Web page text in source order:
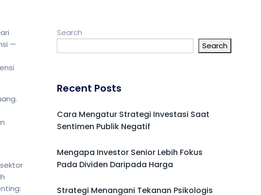
—
Search
Search
Recent Posts
Cara Mengatur Strategi Investasi Saat
Sentimen Publik Negatif
Mengapa Investor Senior Lebih Fokus
Pada Dividen Daripada Harga
Strategi Menangani Tekanan Psikologis